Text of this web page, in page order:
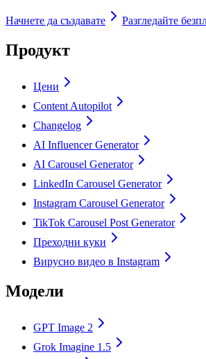
Начнете да създавате Разгледайте
Продукт
Цени
Content Autopilot
Changelog
AI Influencer Generator
AI Carousel Generator
LinkedIn Carousel Generator
Instagram Carousel Generator
TikTok Carousel Post Generator
Преходни куки
Вирусно видео в Instagram
Модели
GPT Image 2
Grok Imagine 1.5